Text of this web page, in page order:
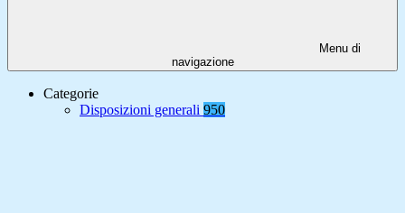
Menu di
navigazione
Categorie
Disposizioni generali 950